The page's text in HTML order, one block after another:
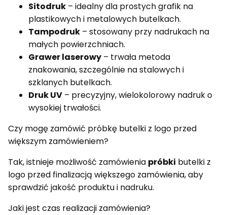
Sitodruk – idealny dla prostych grafik na
plastikowych i metalowych butelkach.
Tampodruk – stosowany przy nadrukach na
małych powierzchniach.
Grawer laserowy – trwała metoda
znakowania, szczególnie na stalowych i
szklanych butelkach.
Druk UV – precyzyjny, wielokolorowy nadruk o
wysokiej trwałości.
Czy mogę zamówić próbkę butelki z logo przed
większym zamówieniem?
Tak, istnieje możliwość zamówienia próbki butelki z
logo przed finalizacją większego zamówienia, aby
sprawdzić jakość produktu i nadruku.
Jaki jest czas realizacji zamówienia?